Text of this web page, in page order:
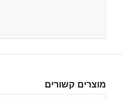
מוצרים קשורים